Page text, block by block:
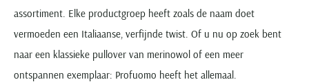
assortiment. Elke productgroep heeft zoals de naam doet
vermoeden een Italiaanse, verfijnde twist. Of u nu op zoek bent
naar een klassieke pullover van merinowol of een meer
ontspannen exemplaar: Profuomo heeft het allemaal.